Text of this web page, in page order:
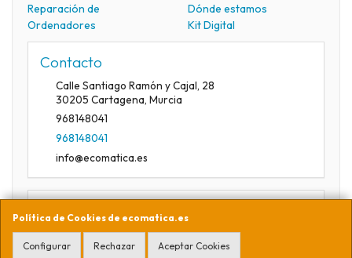
Política de Cookies de ecomatica.es
Configurar Rechazar Aceptar Cookies
Reparación de
Ordenadores
Dónde estamos
Kit Digital
Contacto
Calle Santiago Ramón y Cajal, 28
30205 Cartagena, Murcia
968148041
968148041
info@ecomatica.es
Horario
09:30-13:30